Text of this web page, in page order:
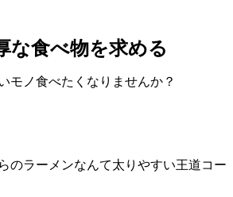
な食べ物を求める
モノ食べたくなりませんか？
のラーメンなんて太りやすい王道コー